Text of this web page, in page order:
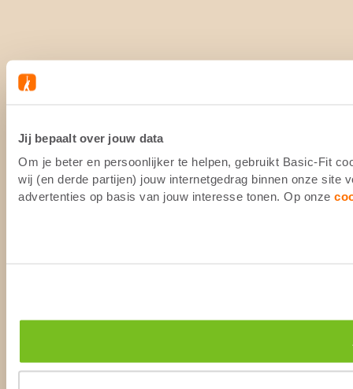
Jij bepaalt over jouw data
Om je beter en persoonlijker te helpen, gebruikt Basic-Fit
wij (en derde partijen) jouw internetgedrag binnen onze site
advertenties op basis van jouw interesse tonen. Op onze